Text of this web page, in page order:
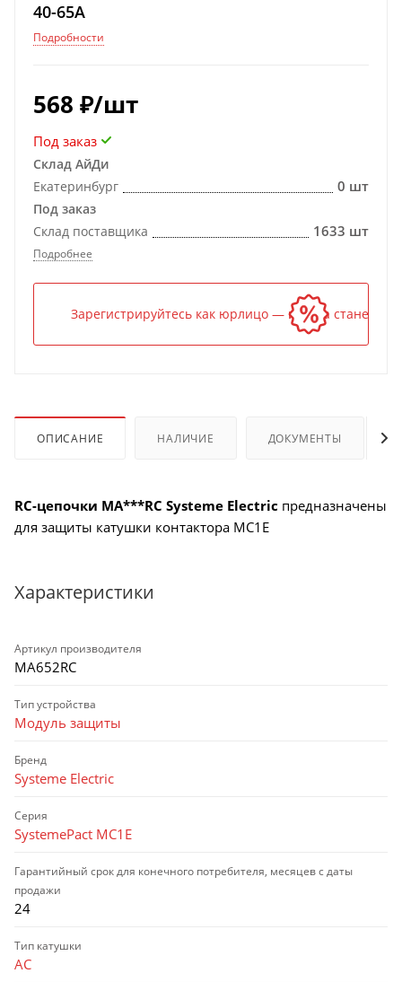
40-65A
Подробности
568 ₽/шт
Под заказ
Склад АйДи
Екатеринбург
0 шт
Под заказ
Склад поставщика
1633 шт
Подробнее
Зарегистрируйтесь как юрлицо — и цена станет
ОПИСАНИЕ НАЛИЧИЕ ДОКУМЕНТЫ
RC-цепочки MA***RC Systeme Electric предназначены
для защиты катушки контактора MC1E
Характеристики
Артикул производителя
MA652RC
Тип устройства
Модуль защиты
Бренд
Systeme Electric
Серия
SystemePact MC1E
Гарантийный срок для конечного потребителя, месяцев с даты
продажи
24
Тип катушки
AC